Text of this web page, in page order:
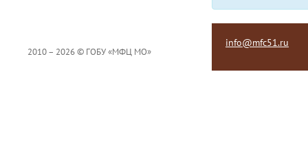
2010 – 2026 © ГОБУ «МФЦ МО»
info@mfc51.ru